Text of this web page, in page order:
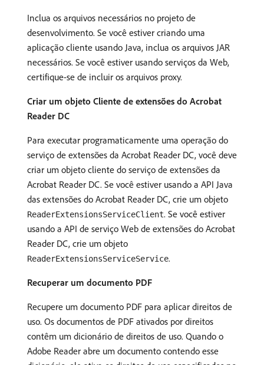
Inclua os arquivos necessários no projeto de
desenvolvimento. Se você estiver criando uma
aplicação cliente usando Java, inclua os arquivos JAR
necessários. Se você estiver usando serviços da Web,
certifique-se de incluir os arquivos proxy.
Criar um objeto Cliente de extensões do Acrobat
Reader DC
Para executar programaticamente uma operação do
serviço de extensões da Acrobat Reader DC, você deve
criar um objeto cliente do serviço de extensões da
Acrobat Reader DC. Se você estiver usando a API Java
das extensões do Acrobat Reader DC, crie um objeto
ReaderExtensionsServiceClient. Se você estiver
usando a API de serviço Web de extensões do Acrobat
Reader DC, crie um objeto
ReaderExtensionsServiceService.
Recuperar um documento PDF
Recupere um documento PDF para aplicar direitos de
uso. Os documentos de PDF ativados por direitos
contêm um dicionário de direitos de uso. Quando o
Adobe Reader abre um documento contendo esse